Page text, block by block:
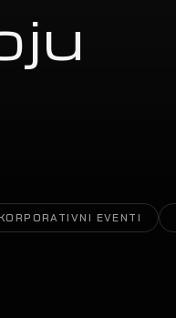
KORPORATIVNI EVENTI